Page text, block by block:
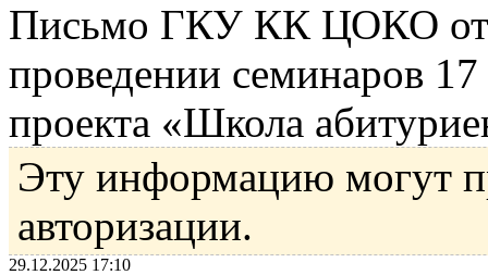
Письмо ГКУ КК ЦОКО
проведении семинаров
проекта «Школа
Эту информацию могут
авторизации.
29.12.2025 17:10